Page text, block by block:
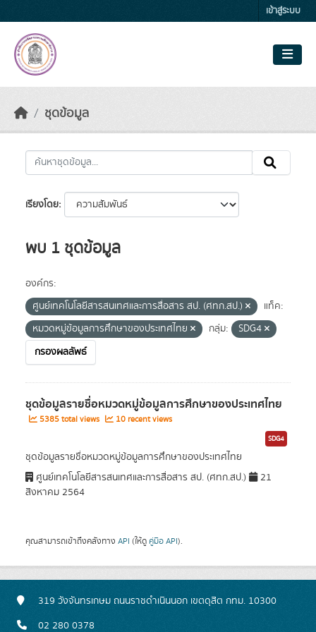
เข้าสู่ระบบ
ชุดข้อมูล
เรียงโดย
พบ 1 ชุดข้อมูล
องค์กร:
ศูนย์เทคโนโลยีสารสนเทศและการสื่อสาร สป. (ศทก.สป.)
แท็ค:
หมวดหมู่ข้อมูลการศึกษาของประเทศไทย
กลุ่ม:
SDG4
กรองผลลัพธ์
ชุดข้อมูลรายชื่อหมวดหมู่ข้อมูลการศึกษาของประเทศไทย
5385 total views 10 recent views
SDG4
ชุดข้อมูลรายชื่อหมวดหมู่ข้อมูลการศึกษาของประเทศไทย
ศูนย์เทคโนโลยีสารสนเทศและการสื่อสาร สป. (ศทก.สป.)
21
สิงหาคม 2564
คุณสามารถเข้าถึงคลังทาง API (ให้ดู คู่มือ API).
319 วังจันทรเกษม ถนนราชดำเนินนอก เขตดุสิต กทม. 10300
02 280 0378